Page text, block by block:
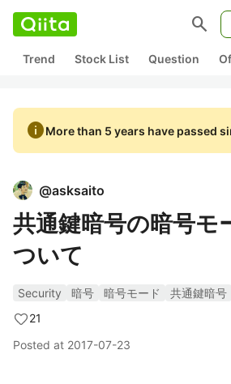
search
Trend Stock List Question
infoMore than 5 years have passed
@asksaito
共通鍵暗号の暗号モ
ついて
Security 暗号 暗号モード
共通鍵暗号
21
Posted at 2017-07-23